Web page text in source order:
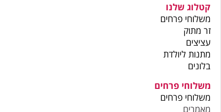
קטלוג שלנו
משלוחי פרחים
זר מתוק
עציצים
מתנות ליולדת
בלונים
משלוחי פרחים
משלוחי פרחים
מאמרים